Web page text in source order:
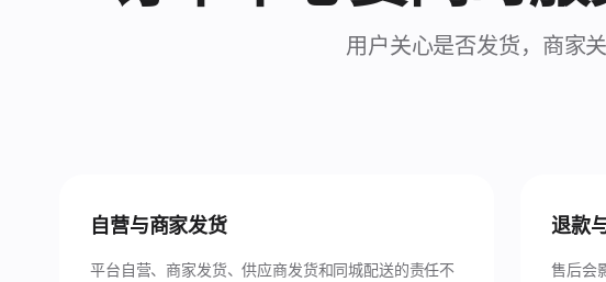
用户关心是否发货，商家
自营与商家发货
平台自营、商家发货、供应商发货和同城配送的责任不
退款
售后会